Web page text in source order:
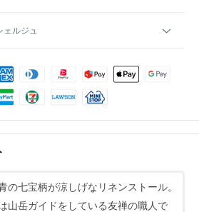
ルジュ
の七宝柄が涼しげなリネンストール。
山岳ガイドをしている友禅の職人で